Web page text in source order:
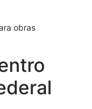
obras